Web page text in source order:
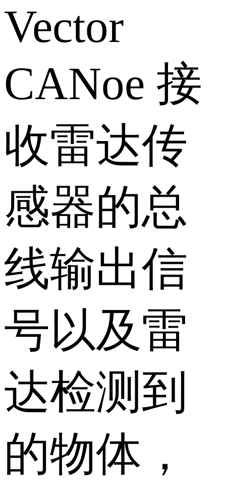
Vector
CANoe 接
收雷达传
感器的总
线输出信
号以及雷
达检测到
的物体，